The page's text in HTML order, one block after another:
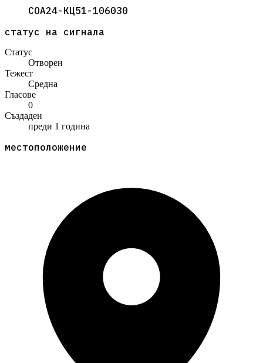
СОА24-КЦ51-106030
статус на сигнала
Статус
Отворен
Тежест
Средна
Гласове
0
Създаден
преди 1 година
местоположение